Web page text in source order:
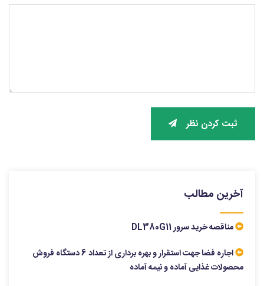
ثبت کردن نظر
آخرین مطالب
مناقصه خرید سرور DL380G11
اجاره فضا جهت استقرار و بهره برداری از تعداد 6 دستگاه فروش
محصولات غذایی آماده و نیمه آماده